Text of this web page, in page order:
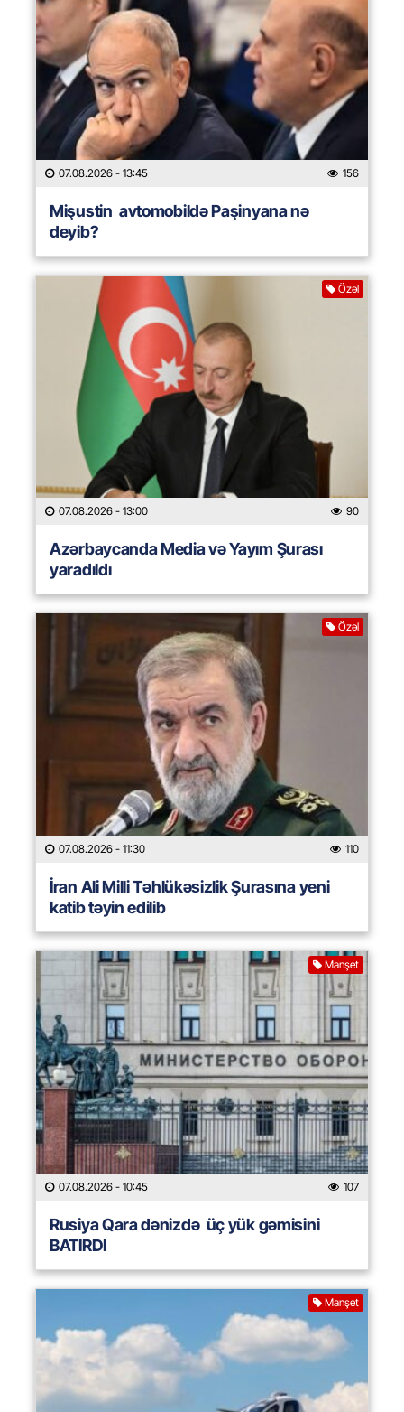
07.08.2026 - 13:45 156
Mişustin avtomobildə Paşinyana nə
deyib?
Özəl
07.08.2026 - 13:00 90
Azərbaycanda Media və Yayım Şurası
yaradıldı
Özəl
07.08.2026 - 11:30 110
İran Ali Milli Təhlükəsizlik Şurasına yeni
katib təyin edilib
Manşet
07.08.2026 - 10:45 107
Rusiya Qara dənizdə üç yük gəmisini
BATIRDI
Manşet